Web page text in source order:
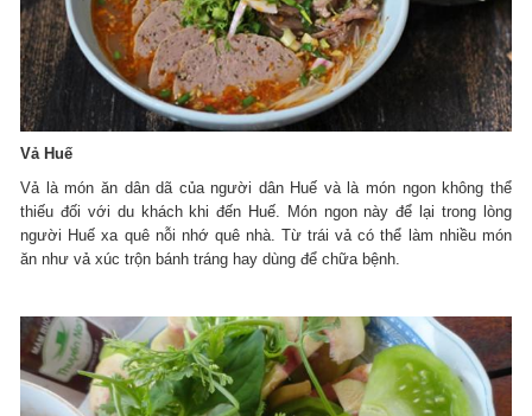
Vả Huế
Vả là món ăn dân dã của người dân Huế và là món ngon không thể
thiếu đối với du khách khi đến Huế. Món ngon này để lại trong lòng
người Huế xa quê nỗi nhớ quê nhà. Từ trái vả có thể làm nhiều món
ăn như vả xúc trộn bánh tráng hay dùng để chữa bệnh.